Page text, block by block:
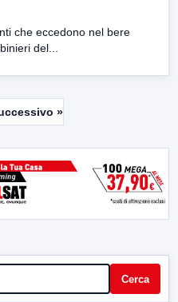
che eccedono nel bere
del...
»
Cerca